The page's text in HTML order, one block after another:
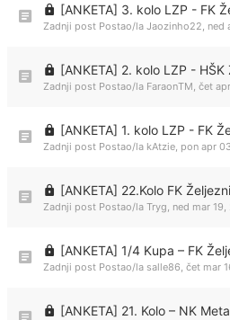
[ANKETA] 3. kolo LZP - FK
Zadnji post Postao/la Jaozinho22, ned
[ANKETA] 2. kolo LZP -
Zadnji post Postao/la FaraonTM, čet
[ANKETA] 1. kolo LZP - FK
Zadnji post Postao/la kAtzie, pon apr
[ANKETA] 22.Kolo FK
Zadnji post Postao/la Tryg, ned mar 19,
[ANKETA] 1/4 Kupa – FK
Zadnji post Postao/la salle86, čet mar
[ANKETA] 21. Kolo – NK